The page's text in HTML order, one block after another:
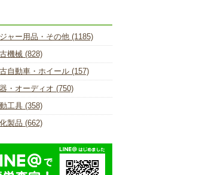
ャー用品・その他 (1185)
機械 (828)
自動車・ホイール (157)
・オーディオ (750)
工具 (358)
製品 (662)